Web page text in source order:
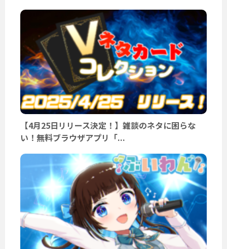
【4月25日リリース決定！】雑談のネタに困らな
い！無料ブラウザアプリ「...